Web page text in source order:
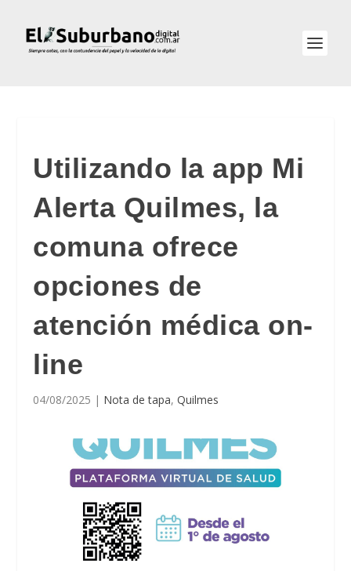
Utilizando la app Mi
Alerta Quilmes, la
comuna ofrece
opciones de
atención médica on-
line
04/08/2025 | Nota de tapa,Quilmes